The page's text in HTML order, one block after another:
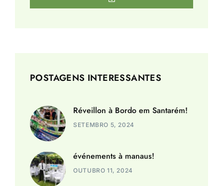
POSTAGENS INTERESSANTES
Réveillon à Bordo em Santarém!
SETEMBRO 5, 2024
événements à manaus!
OUTUBRO 11, 2024